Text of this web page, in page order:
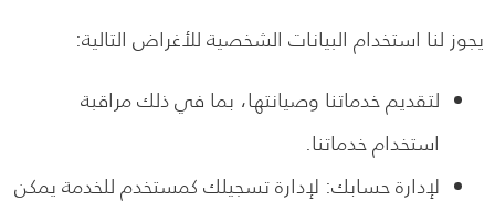
يجوز لنا استخدام البيانات الشخصية للأغراض التالية:
لتقديم خدماتنا وصيانتها، بما في ذلك مراقبة
استخدام خدماتنا.
لإدارة حسابك: لإدارة تسجيلك كمستخدم للخدمة يمكن